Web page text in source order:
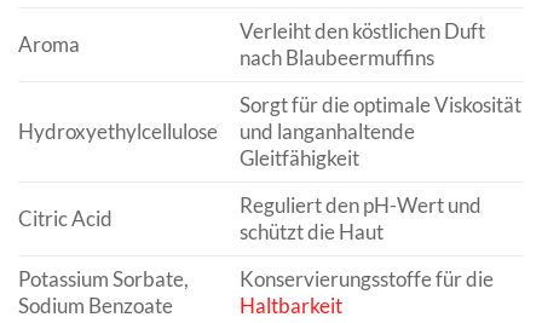
Aroma
Verleiht den köstlichen Duft
nach Blaubeermuffins
Hydroxyethylcellulose
Sorgt für die optimale Viskosität
und langanhaltende
Gleitfähigkeit
Citric Acid
Reguliert den pH-Wert und
schützt die Haut
Potassium Sorbate,
Sodium Benzoate
Konservierungsstoffe für die
Haltbarkeit